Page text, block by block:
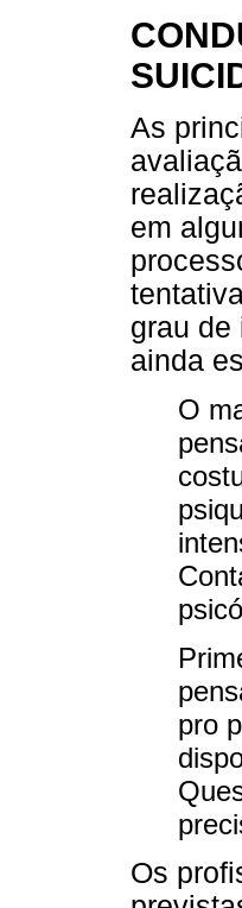
As
em
grau de
ainda
O
pro
Os